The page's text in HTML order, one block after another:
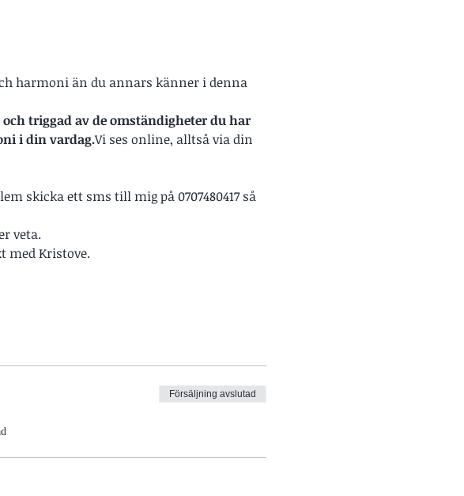
harmoni än du annars känner i denna
triggad av de omständigheter du har
i din vardag.Vi ses online, alltså via din
skicka ett sms till mig på 0707480417 så
veta.
med Kristove.
Försäljning avslutad